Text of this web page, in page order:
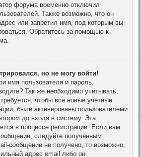
форума временно отключил
Также возможно, что он
или запретил имя, под которым вы
Обратитесь за помощью к
но не могу войти!
имя пользователя и пароль.
Так же необходимо учитывать,
чтобы все новые учётные
были активированы пользователеми
до входа в систему. Эта
в процессе регистрации. Если вам
следуйте полученным
сообщение не получено, то возможно,
адрес email либо он